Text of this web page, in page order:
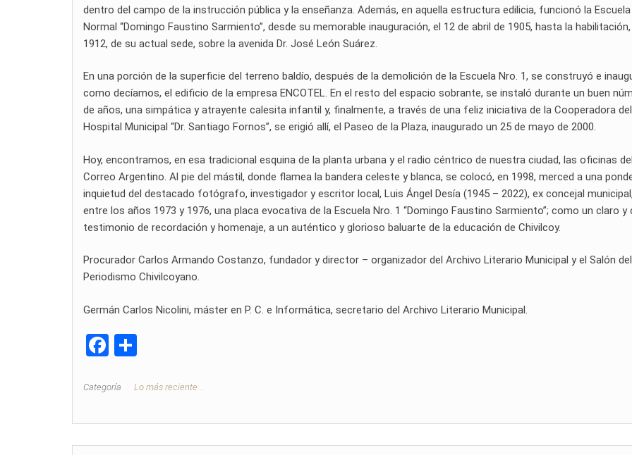
dentro del campo de la instrucción pública y la enseñanza. Además, en aquella estructura edilicia, funcionó la Escuela
Normal “Domingo Faustino Sarmiento”, desde su memorable inauguración, el 12 de abril de 1905, hasta la
1912, de su actual sede, sobre la avenida Dr. José León Suárez.
En una porción de la superficie del terreno baldío, después de la demolición de la Escuela Nro. 1, se construyó e
como decíamos, el edificio de la empresa ENCOTEL. En el resto del espacio sobrante, se instaló durante un buen
de años, una simpática y atrayente calesita infantil y, finalmente, a través de una feliz iniciativa de la Cooperadora del
Hospital Municipal “Dr. Santiago Fornos”, se erigió allí, el Paseo de la Plaza, inaugurado un 25 de mayo de 2000.
Hoy, encontramos, en esa tradicional esquina de la planta urbana y el radio céntrico de nuestra ciudad, las oficinas
Correo Argentino. Al pie del mástil, donde flamea la bandera celeste y blanca, se colocó, en 1998, merced a una
inquietud del destacado fotógrafo, investigador y escritor local, Luis Ángel Desía (1945 – 2022), ex concejal
entre los años 1973 y 1976, una placa evocativa de la Escuela Nro. 1 “Domingo Faustino Sarmiento”; como un claro y
testimonio de recordación y homenaje, a un auténtico y glorioso baluarte de la educación de Chivilcoy.
Procurador Carlos Armando Costanzo, fundador y director – organizador del Archivo Literario Municipal y el Salón del
Periodismo Chivilcoyano.
Germán Carlos Nicolini, máster en P. C. e Informática, secretario del Archivo Literario Municipal.
F
ce
m
Categoría Lo más reciente...